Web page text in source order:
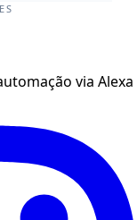
via Alexa